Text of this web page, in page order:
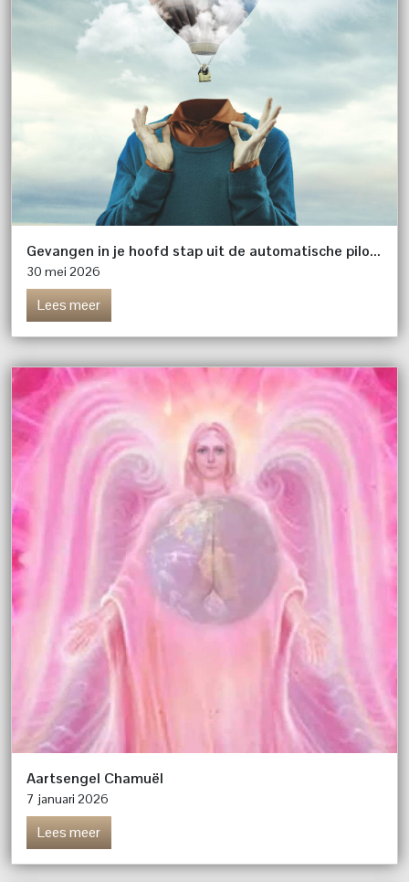
Gevangen in je hoofd stap uit de automatische piloot
30 mei 2026
Lees meer
Aartsengel Chamuël
7 januari 2026
Lees meer